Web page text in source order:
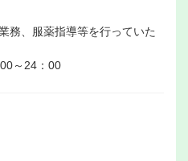
務、服薬指導等を行っていた
～24：00